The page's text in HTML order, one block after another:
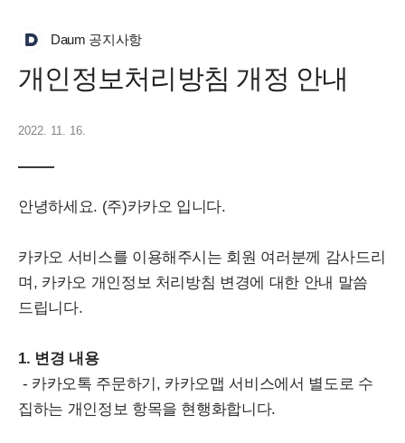
Daum 공지사항
개인정보처리방침 개정 안내
2022. 11. 16.
안녕하세요. (주)카카오 입니다.
카카오 서비스를 이용해주시는 회원 여러분께 감사드리
며, 카카오 개인정보 처리방침 변경에 대한 안내 말씀
드립니다.
1. 변경 내용
- 카카오톡 주문하기, 카카오맵 서비스에서 별도로 수
집하는 개인정보 항목을 현행화합니다.